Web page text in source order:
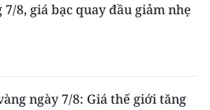
7/8, giá bạc quay đầu giảm nhẹ
ngày 7/8: Giá thế giới tăng